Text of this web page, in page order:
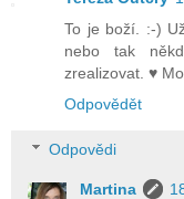
To je boží. :-)
nebo tak
zrealizovat. ♥
Odpovědět
Odpovědi
Martina